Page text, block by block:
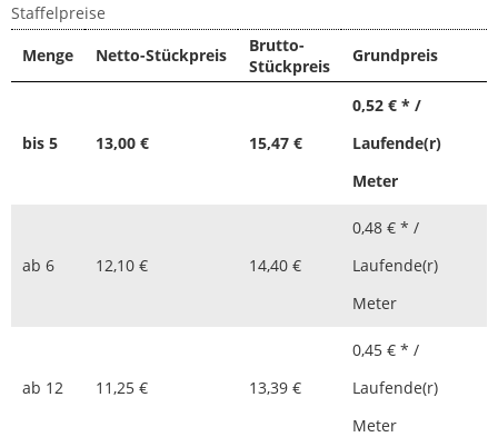
Staffelpreise
Menge
Netto-Stückpreis
Brutto-
Stückpreis
Grundpreis
bis 5 13,00 € 15,47 €
0,52 € * /
Laufende(r)
Meter
ab 6 12,10 € 14,40 €
0,48 € * /
Laufende(r)
Meter
ab 12 11,25 € 13,39 €
0,45 € * /
Laufende(r)
Meter